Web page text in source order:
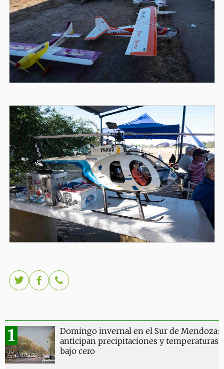
Domingo invernal en el Sur de Mendoza:
anticipan precipitaciones y temperaturas
bajo cero